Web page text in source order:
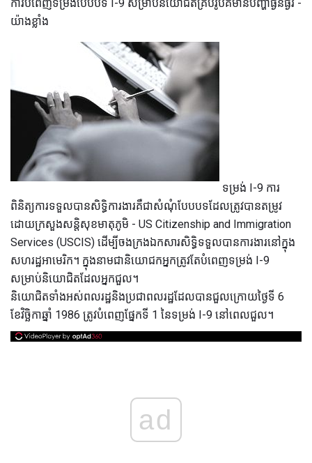
ការបំពេញទម្រង់បែបបទ I-9 សម្រាប់និយោជិតគ្រប់រូបគឺមានបញ្ហាធ្ងន់ធ្ងរ -
យ៉ាងខ្លាំង
ទម្រង់ I-9 ការ
ពិនិត្យការទទួលបានសិទ្ធិការងារគឺជាសំណុំបែបបទដែលត្រូវបានតម្រូវ
ដោយក្រសួងសន្តិសុខមាតុភូមិ - US Citizenship and Immigration
Services (USCIS) ដើម្បីចងក្រងឯកសារសិទ្ធិទទួលបានការងារនៅក្នុង
សហរដ្ឋអាមេរិក។ ក្នុងនាមជានិយោជកអ្នកត្រូវតែបំពេញទម្រង់ I-9
សម្រាប់និយោជិតដែលអ្នកជួល។
និយោជិតទាំងអស់ពលរដ្ឋនិងប្រជាពលរដ្ឋដែលបានជួលក្រោយថ្ងៃទី 6
ខែវិច្ឆិកាឆ្នាំ 1986 ត្រូវបំពេញផ្នែកទី 1 នៃទម្រង់ I-9 នៅពេលជួល។
ad